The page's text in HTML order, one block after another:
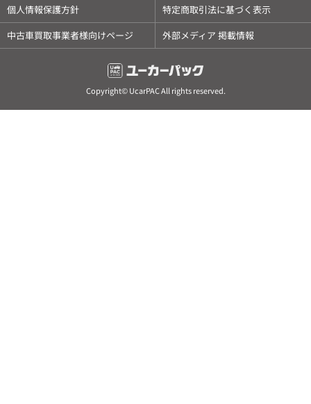
個人情報保護方針
特定商取引法に基づく表示
中古車買取事業者様向けページ
外部メディア 掲載情報
Copyright© UcarPAC All rights reserved.